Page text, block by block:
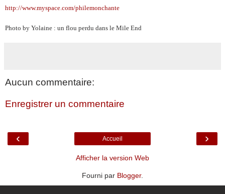
http://www.myspace.com/philemonchante
Photo by Yolaine : un flou perdu dans le Mile End
Aucun commentaire:
Enregistrer un commentaire
‹ ›
Accueil
Afficher la version Web
Fourni par Blogger.